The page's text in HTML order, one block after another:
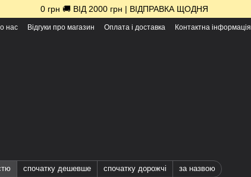
0 грн 🚚 ВІД 2000 грн | ВІДПРАВКА ЩОДНЯ
нас Відгуки про магазин Оплата і доставка Контактна інформація
спочатку дешевше спочатку дорожчі за назвою